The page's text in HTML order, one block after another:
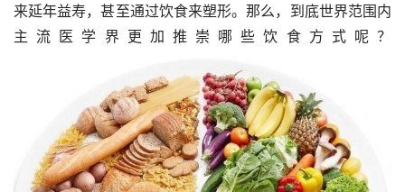
来延年益寿，甚至通过饮食来塑形。那么，到底世界范围内
主流医学界更加推崇哪些饮食方式呢？